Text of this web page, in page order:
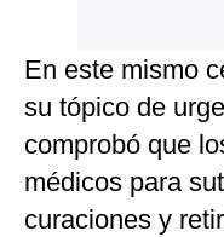
En este mismo
su tópico de
comprobó que
médicos para
curaciones y